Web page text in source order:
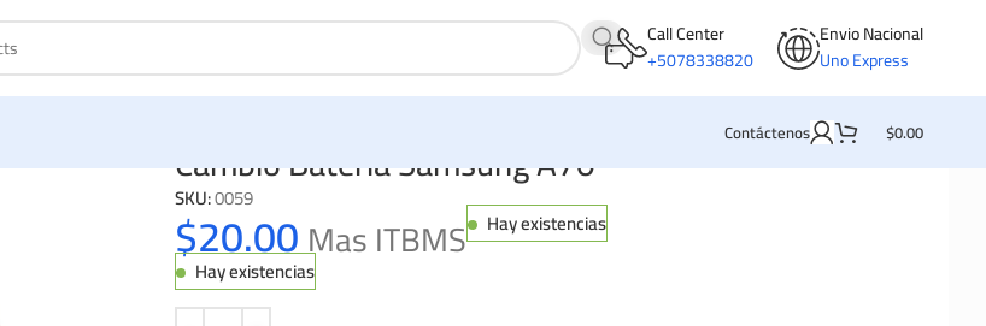
Call Center
+5078338820
Envio Nacional
Uno Express
Contáctenos $0.00
Cambio Bateria Samsung A70
SKU:0059
$20.00Mas ITBMS
Hay existencias
Hay existencias